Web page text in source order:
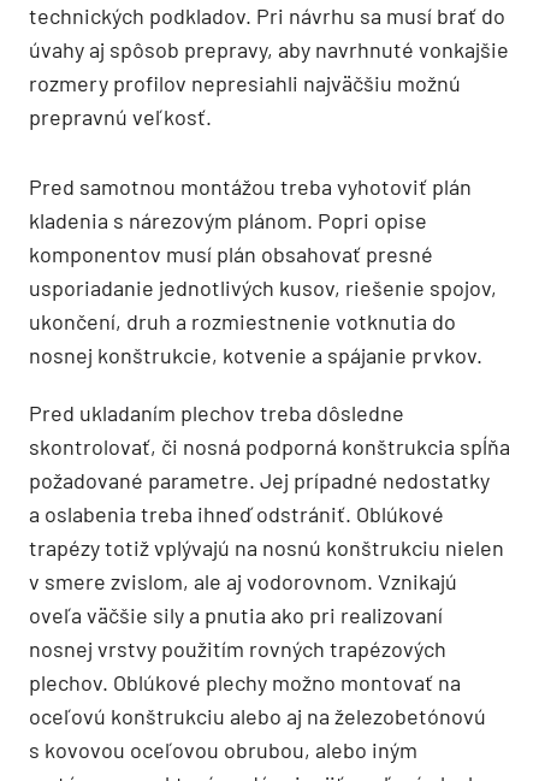
technických podkladov. Pri návrhu sa musí brať do
úvahy aj spôsob prepravy, aby navrhnuté vonkajšie
rozmery profilov nepresiahli najväčšiu možnú
prepravnú veľkosť.
Pred samotnou montážou treba vyhotoviť plán
kladenia s nárezovým plánom. Popri opise
komponentov musí plán obsahovať presné
usporiadanie jednotlivých kusov, riešenie spojov,
ukončení, druh a rozmiestnenie votknutia do
nosnej konštrukcie, kotvenie a spájanie prvkov.
Pred ukladaním plechov treba dôsledne
skontrolovať, či nosná podporná konštrukcia spĺňa
požadované parametre. Jej prípadné nedostatky
a oslabenia treba ihneď odstrániť. Oblúkové
trapézy totiž vplývajú na nosnú konštrukciu nielen
v smere zvislom, ale aj vodorovnom. Vznikajú
oveľa väčšie sily a pnutia ako pri realizovaní
nosnej vrstvy použitím rovných trapézových
plechov. Oblúkové plechy možno montovať na
oceľovú konštrukciu alebo aj na železobetónovú
s kovovou oceľovou obrubou, alebo iným